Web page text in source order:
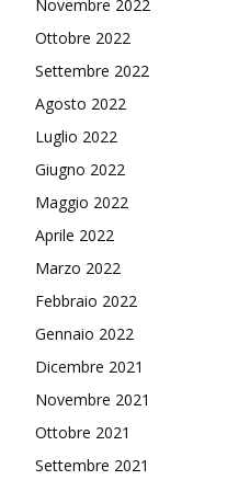
Novembre 2022
Ottobre 2022
Settembre 2022
Agosto 2022
Luglio 2022
Giugno 2022
Maggio 2022
Aprile 2022
Marzo 2022
Febbraio 2022
Gennaio 2022
Dicembre 2021
Novembre 2021
Ottobre 2021
Settembre 2021